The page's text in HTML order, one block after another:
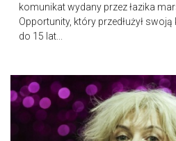
komunikat wydany przez łazika
Opportunity, który przedłużył
do 15 lat...